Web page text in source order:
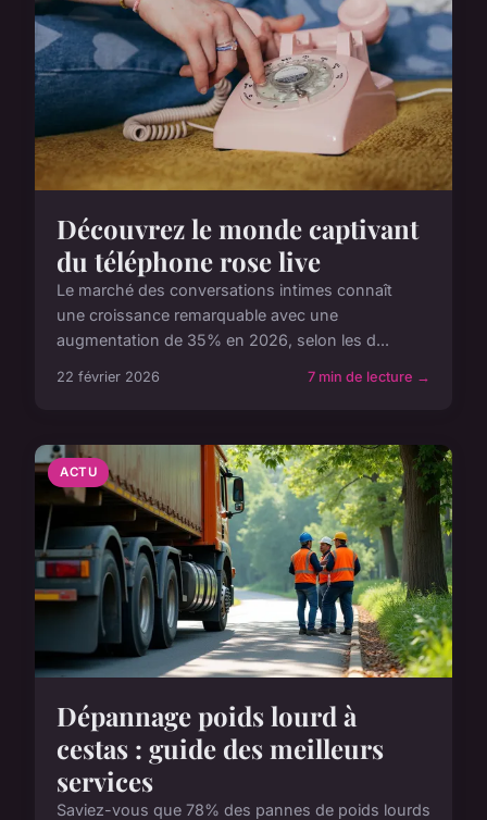
Découvrez le monde captivant
du téléphone rose live
Le marché des conversations intimes connaît
une croissance remarquable avec une
augmentation de 35% en 2026, selon les d...
22 février 2026 7 min de lecture →
ACTU
Dépannage poids lourd à
cestas : guide des meilleurs
services
Saviez-vous que 78% des pannes de poids lourds